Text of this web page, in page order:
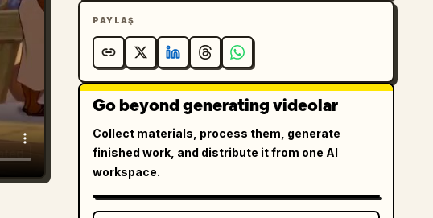
PAYLAŞ
Go beyond generating videolar
Collect materials, process them, generate
finished work, and distribute it from one AI
workspace.